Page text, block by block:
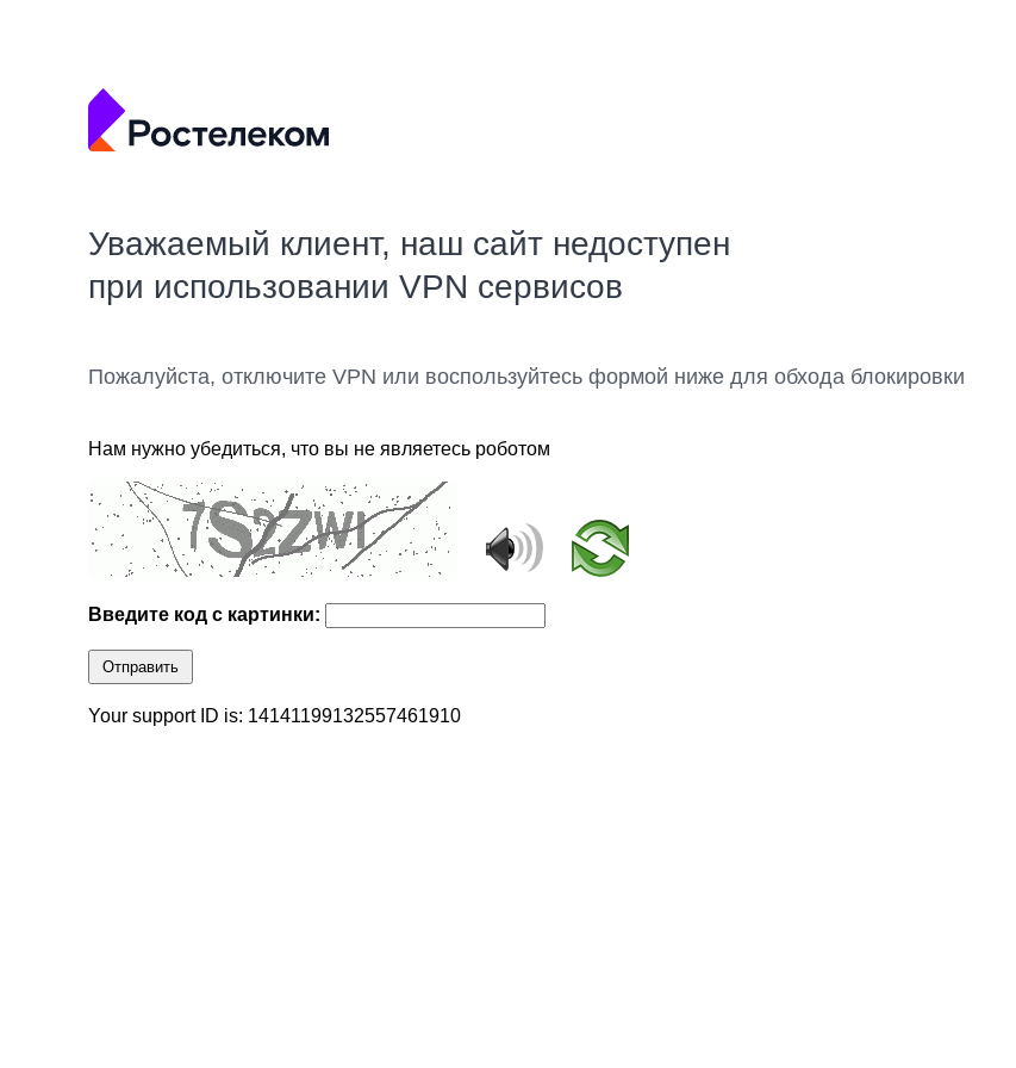
Уважаемый клиент, наш сайт недоступен
при использовании VPN сервисов
Пожалуйста, отключите VPN или воспользуйтесь формой ниже для обхода блокировки
Нам нужно убедиться, что вы не являетесь роботом
Введите код с картинки:
Отправить
Your support ID is: 14141199132557461910